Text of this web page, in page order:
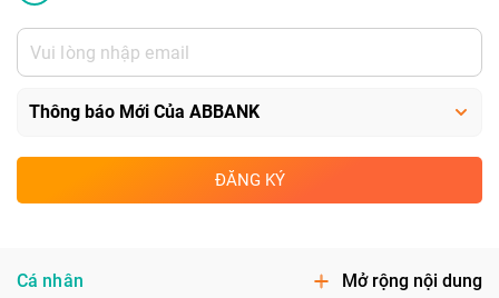
ĐĂNG KÝ
Cá nhân Mở rộng nội dung